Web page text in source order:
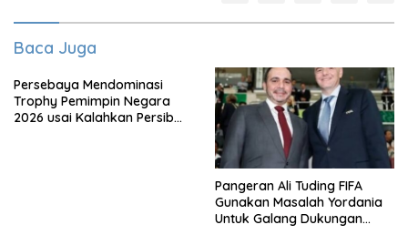
Baca Juga
Persebaya Mendominasi
Trophy Pemimpin Negara
2026 usai Kalahkan Persib
Pangeran Ali Tuding FIFA
Gunakan Masalah Yordania
Untuk Galang Dukungan